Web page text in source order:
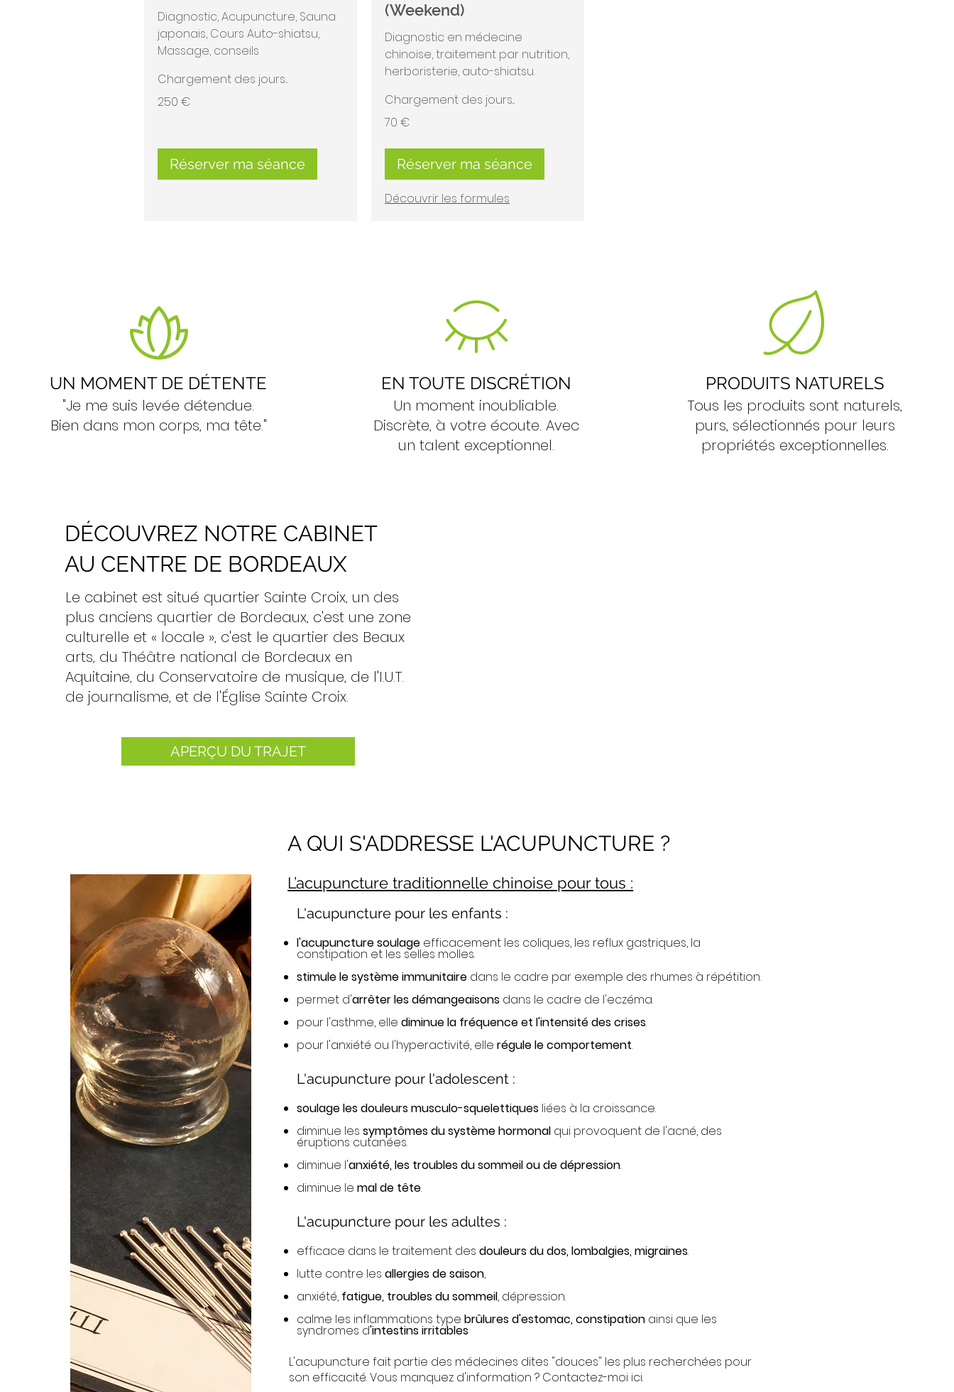
Diagnostic, Acupuncture, Sauna
japonais, Cours Auto-shiatsu,
Massage, conseils
Chargement des jours...
euros
250 €
Réserver ma séance
(Weekend)
Diagnostic en médecine
chinoise, traitement par nutrition,
herboristerie, auto-shiatsu.
Chargement des jours...
euros
70 €
Réserver ma séance
Découvrir les formules
UN MOMENT DE DÉTENTE
"Je me suis levée détendue.
Bien dans mon corps, ma tête."
EN TOUTE DISCRÉTION
Un moment inoubliable.
Discrète, à votre écoute. Avec
un talent exceptionnel.
PRODUITS NATURELS
Tous les produits sont naturels,
purs, sélectionnés pour leurs
propriétés exceptionnelles.
DÉCOUVREZ NOTRE CABINET
AU CENTRE DE BORDEAUX
Le cabinet est situé quartier Sainte Croix, un des
plus anciens quartier de Bordeaux, c'est une zone
culturelle et « locale », c'est le quartier des Beaux
arts, du Théâtre national de Bordeaux en
Aquitaine, du Conservatoire de musique, de l'I.U.T.
de journalisme, et de l'Église Sainte Croix.
APERÇU DU TRAJET
A QUI S'ADDRESSE L'ACUPUNCTURE ?
L’acupuncture traditionnelle chinoise pour tous :
L'acupuncture pour les enfants :
l'acupuncture soulage efficacement les coliques, les reflux gastriques, la
constipation et les selles molles.
stimule le système immunitaire dans le cadre par exemple des rhumes à répétition.
permet d'arrêter les démangeaisons dans le cadre de l'eczéma.
pour l'asthme, ellediminue la fréquence et l'intensité des crises.
pour l'anxiété ou l'hyperactivité, ellerégule le comportement.
L'acupuncture pour l'adolescent :
soulage les douleurs musculo-squelettiques liées à la croissance.
diminue lessymptômes du système hormonal qui provoquent de l'acné, des
éruptions cutanées.
diminue l'anxiété, les troubles du sommeil ou de dépression.
diminue lemal de tête.
L'acupuncture pour les adultes :
efficace dans le traitement des douleurs du dos, lombalgies, migraines.
lutte contre lesallergies de saison,
anxiété, fatigue, troubles du sommeil, dépression.
calme les inflammations type brûlures d'estomac, constipation ainsi que les
syndromes d'intestins irritables
L'acupuncture fait partie des médecines dites "douces" les plus recherchées pour
son efficacité. Vous manquez d'information ? Contactez-moi ici.